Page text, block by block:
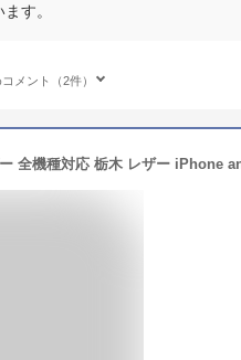
す。
メント（2件）